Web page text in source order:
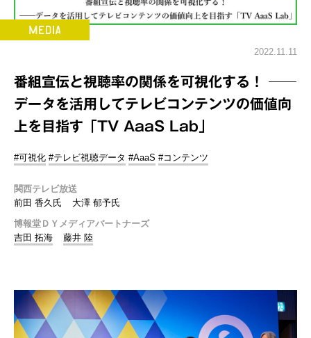
2022.11.11
番組宣伝と視聴率の関係を可視化する！ ──
データを活用してテレビコンテンツの価値向
上を目指す「TV AaaS Lab」
#可視化 #テレビ視聴データ #AaaS #コンテンツ
関西テレビ放送
前田 香久氏
大澤 郁予氏
博報堂ＤＹメディアパートナーズ
吉田 拓海
藤井 陸